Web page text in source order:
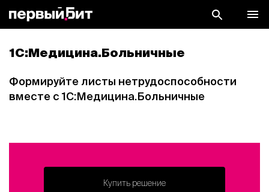
1С:Медицина.Больничные
Формируйте листы нетрудоспособности
вместе с 1С:Медицина.Больничные
Купить решение